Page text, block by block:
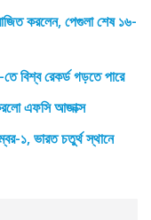
করলেন, পেগুলা শেষ ১৬-
তে বিশ্ব রেকর্ড গড়তে পারে
এফসি আজাক্স
১, ভারত চতুর্থ স্থানে